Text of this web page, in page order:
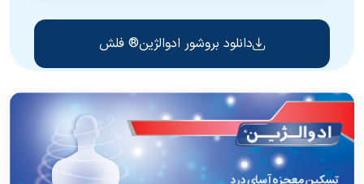
دانلود بروشور ادوالژین® فلش